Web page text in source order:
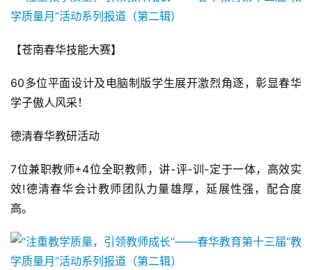
【苍南春华技能大赛】
60多位平面设计及电脑制版学生展开激烈角逐，彰显春华
学子傲人风采！
德清春华教研活动
7位兼职教师+4位全职教师，讲-评-训-定于一体，高效实
效!德清春华会计教师团队力量雄厚，延展性强，配合度
高。